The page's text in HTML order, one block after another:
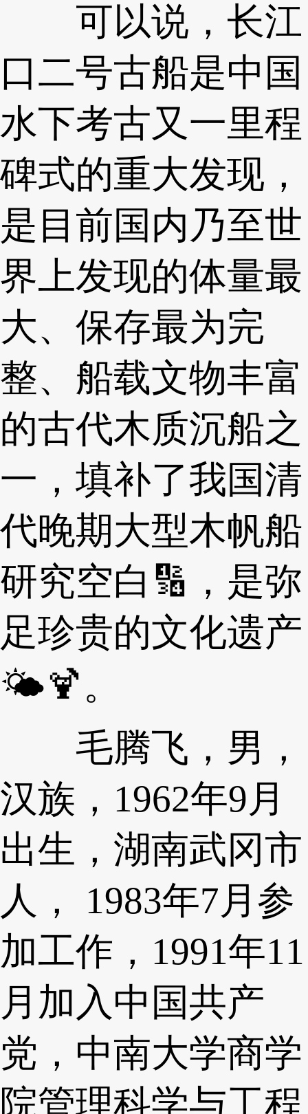
可以说，长江
口二号古船是中国
水下考古又一里程
碑式的重大发现，
是目前国内乃至世
界上发现的体量最
大、保存最为完
整、船载文物丰富
的古代木质沉船之
一，填补了我国清
代晚期大型木帆船
研究空白🔢，是弥
足珍贵的文化遗产
🌤🍹。
毛腾飞，男，
汉族，1962年9月
出生，湖南武冈市
人， 1983年7月参
加工作，1991年11
月加入中国共产
党，中南大学商学
院管理科学与工程